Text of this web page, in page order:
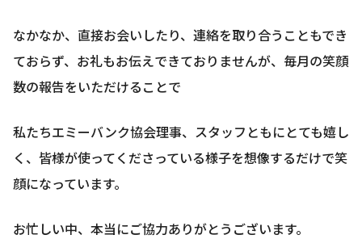
なかなか、直接お会いしたり、連絡を取り合うこともでき
ておらず、お礼もお伝えできておりませんが、毎月の笑顔
数の報告をいただけることで
私たちエミーバンク協会理事、スタッフともにとても嬉し
く、皆様が使ってくださっている様子を想像するだけで笑
顔になっています。
お忙しい中、本当にご協力ありがとうございます。